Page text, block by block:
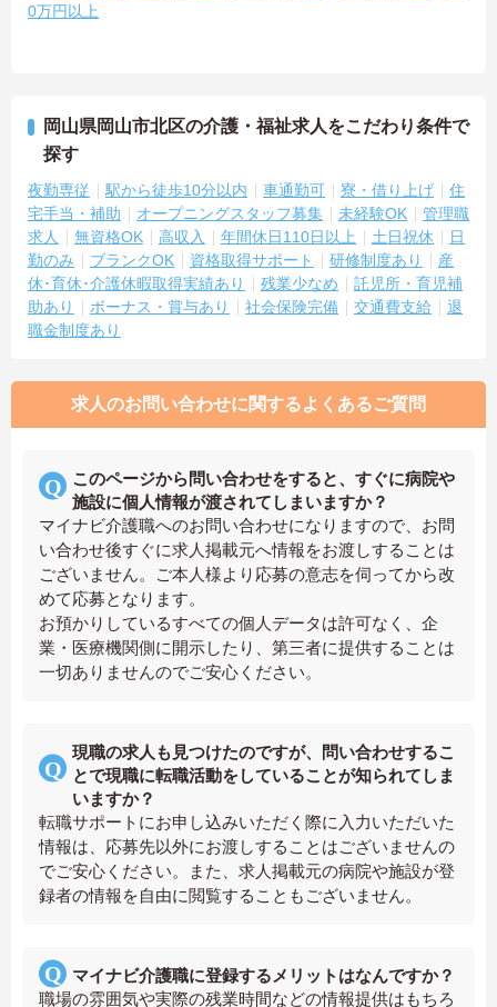
0万円以上
岡山県岡山市北区の介護・福祉求人をこだわり条件で
探す
夜勤専従 駅から徒歩10分以内 車通勤可 寮・借り上げ
住
宅手当・補助
オープニングスタッフ募集 未経験OK
管理職
求人
無資格OK 高収入 年間休日110日以上 土日祝休
日
勤のみ
ブランクOK 資格取得サポート 研修制度あり
産
休･育休･介護休暇取得実績あり
残業少なめ
託児所・育児補
助あり
ボーナス・賞与あり 社会保険完備 交通費支給
退
職金制度あり
求人のお問い合わせに関するよくあるご質問
このページから問い合わせをすると、すぐに病院や
施設に個人情報が渡されてしまいますか？
マイナビ介護職へのお問い合わせになりますので、お問
い合わせ後すぐに求人掲載元へ情報をお渡しすることは
ございません。ご本人様より応募の意志を伺ってから改
めて応募となります。
お預かりしているすべての個人データは許可なく、企
業・医療機関側に開示したり、第三者に提供することは
一切ありませんのでご安心ください。
現職の求人も見つけたのですが、問い合わせするこ
とで現職に転職活動をしていることが知られてしま
いますか？
転職サポートにお申し込みいただく際に入力いただいた
情報は、応募先以外にお渡しすることはございませんの
でご安心ください。また、求人掲載元の病院や施設が登
録者の情報を自由に閲覧することもございません。
マイナビ介護職に登録するメリットはなんですか？
職場の雰囲気や実際の残業時間などの情報提供はもちろ